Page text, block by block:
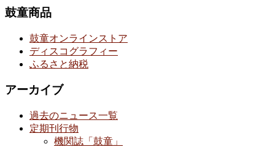
鼓童商品
鼓童オンラインストア
ディスコグラフィー
ふるさと納税
アーカイブ
過去のニュース一覧
定期刊行物
機関誌「鼓童」